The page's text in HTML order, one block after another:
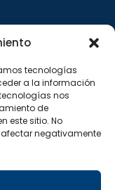
tecnologías
a la información
nos
de
este sitio. No
afectar negativamente